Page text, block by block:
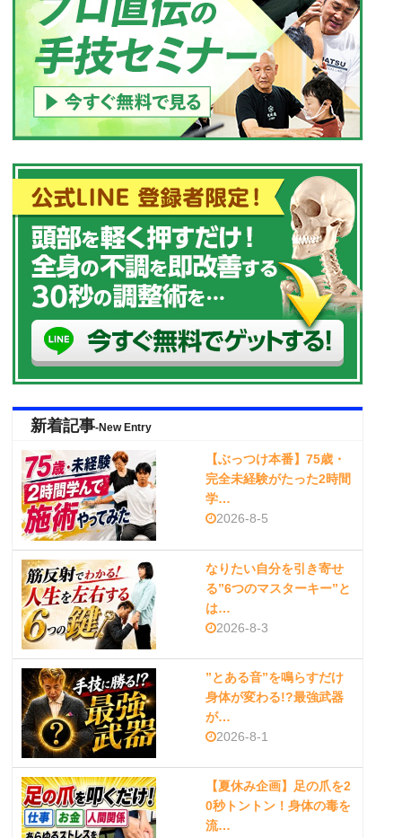
新着記事-New Entry
【ぶっつけ本番】75歳・
完全未経験がたった2時間
学…
2026-8-5
なりたい自分を引き寄せ
る”6つのマスターキー”と
は…
2026-8-3
”とある音”を鳴らすだけ
身体が変わる!?最強武器
が…
2026-8-1
【夏休み企画】足の爪を2
0秒トントン！身体の毒を
流…